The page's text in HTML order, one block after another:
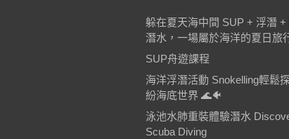
躲在夏天海中間 SUP + 浮潛 +
潛水，一場屬於海洋的夏日旅
SUP舟遊課程
海洋浮潛活動 Snokelling輕鬆
紛海底世界 🌊🐠
泳池水肺重裝體驗潛水
Scuba Diving